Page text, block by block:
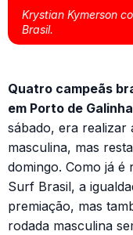
Krystian Kymerson
Brasil.
Quatro campeãs
em Porto de
sábado, era realizar
masculina, mas
domingo. Como já
Surf Brasil, a
premiação, mas
rodada masculina